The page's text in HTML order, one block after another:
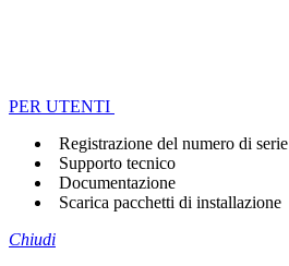
PER UTENTI
Registrazione del numero di serie
Supporto tecnico
Documentazione
Scarica pacchetti di installazione
Chiudi